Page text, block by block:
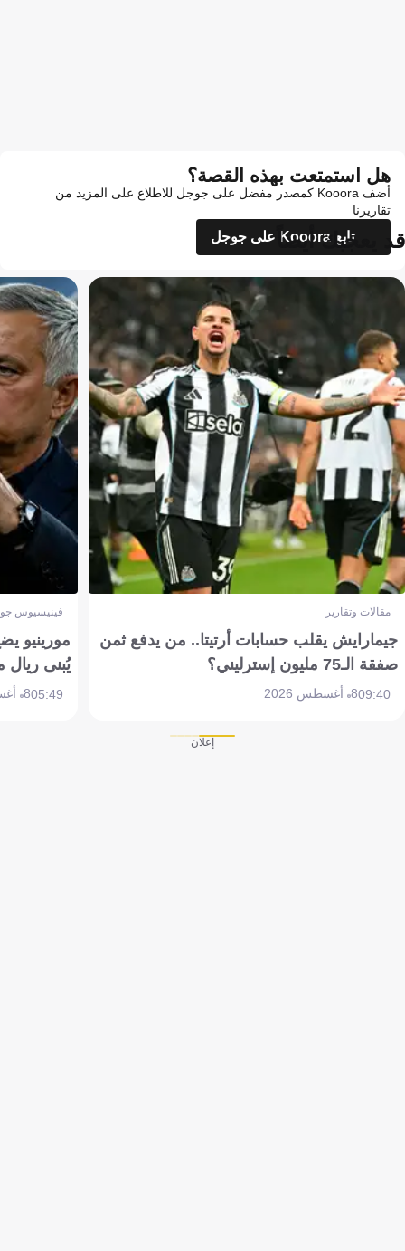
هل استمتعت بهذه القصة؟
أضف Kooora كمصدر مفضل على جوجل للاطلاع على المزيد من
تقاريرنا
تابع Kooora على جوجل
قد يعجبك أيضاً
مقالات وتقارير
جيمارايش يقلب حسابات أرتيتا.. من يدفع ثمن
صفقة الـ75 مليون إسترليني؟
09:408 أغسطس 2026
فينيسيوس
مورينيو
يُبنى ريال
05:498 أغسطس 2026
إعلان